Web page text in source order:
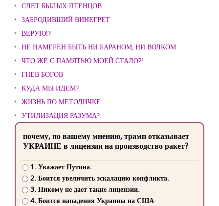
СЛЕТ БЫЛЫХ ПТЕНЦОВ
ЗАБРОДИВШИЙ ВИНЕГРЕТ
ВЕРУЮ!?
НЕ НАМЕРЕН БЫТЬ НИ БАРАНОМ, НИ ВОЛКОМ
ЧТО ЖЕ С ПАМЯТЬЮ МОЕЙ СТАЛО?!
ГНЕВ БОГОВ
КУДА МЫ ИДЕМ?
ЖИЗНЬ ПО МЕТОДИЧКЕ
УТИЛИЗАЦИЯ РАЗУМА?
почему, по вашему мнению, трамп отказывает
УКРАИНЕ в лицензии на производство ракет?
1. Уважает Путина.
2. Боится увеличить эскалацию конфликта.
3. Никому не дает такие лицензии.
4. Боится нападения Украины на США